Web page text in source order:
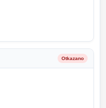
Otkazano